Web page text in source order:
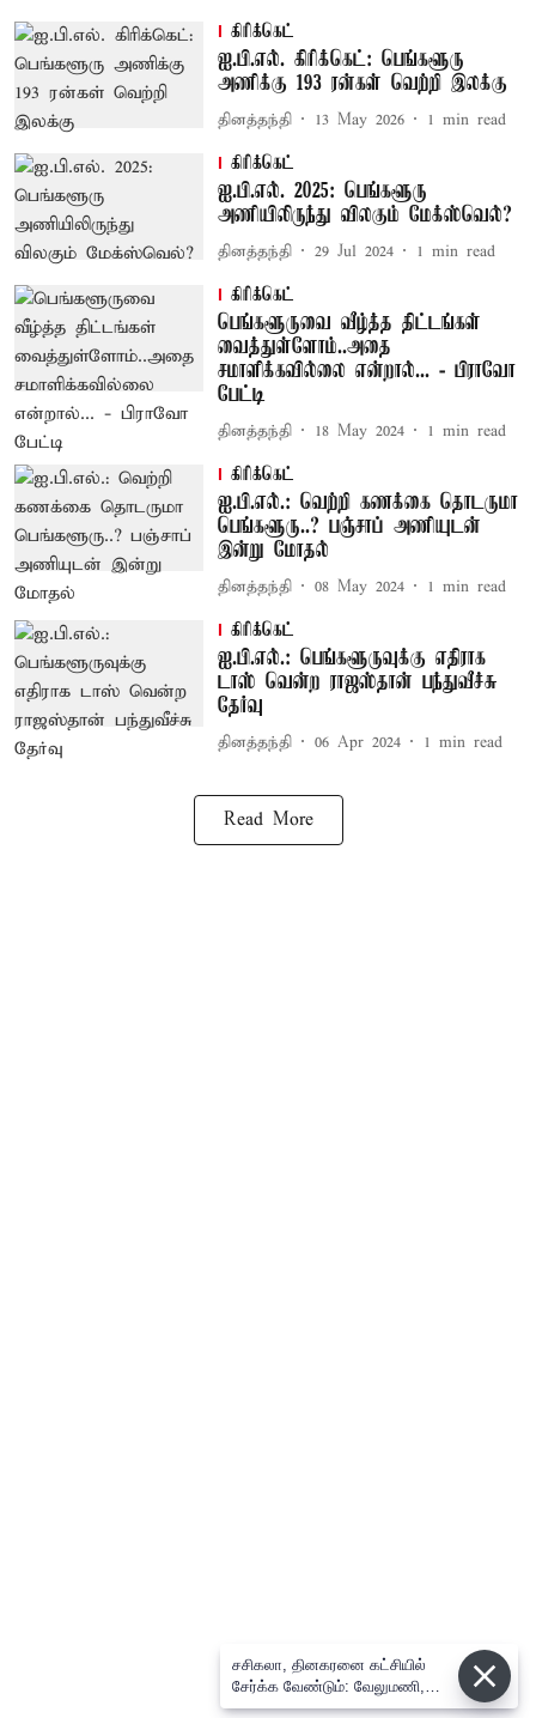
கிரிக்கெட்
ஐ.பி.எல். கிரிக்கெட்: பெங்களூரு
அணிக்கு 193 ரன்கள் வெற்றி இலக்கு
தினத்தந்தி 13 May 2026 1 min read
கிரிக்கெட்
ஐ.பி.எல். 2025: பெங்களூரு
அணியிலிருந்து விலகும் மேக்ஸ்வெல்?
தினத்தந்தி 29 Jul 2024 1 min read
கிரிக்கெட்
பெங்களூருவை வீழ்த்த திட்டங்கள்
வைத்துள்ளோம்..அதை
சமாளிக்கவில்லை என்றால்... - பிராவோ
பேட்டி
தினத்தந்தி 18 May 2024 1 min read
கிரிக்கெட்
ஐ.பி.எல்.: வெற்றி கணக்கை தொடருமா
பெங்களூரு..? பஞ்சாப் அணியுடன்
இன்று மோதல்
தினத்தந்தி 08 May 2024 1 min read
கிரிக்கெட்
ஐ.பி.எல்.: பெங்களூருவுக்கு எதிராக
டாஸ் வென்ற ராஜஸ்தான் பந்துவீச்சு
தேர்வு
தினத்தந்தி 06 Apr 2024 1 min read
Read More
சசிகலா, தினகரனை கட்சியில்
சேர்க்க வேண்டும்: வேலுமணி,
விஸ்வநாதன் மீண்டும் போர்க்கொடி